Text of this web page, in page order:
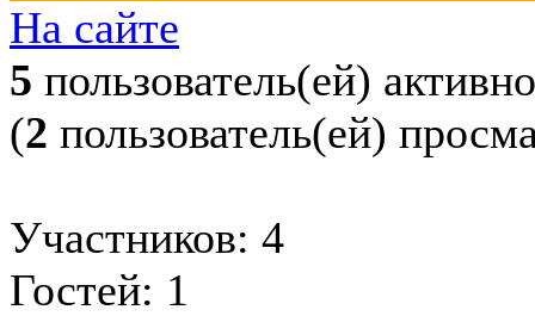
На сайте
5 пользователь(ей) активно
(2 пользователь(ей)
Участников: 4
Гостей: 1